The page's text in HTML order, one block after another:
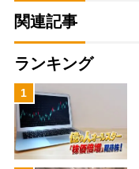
関連記事
ランキング
1